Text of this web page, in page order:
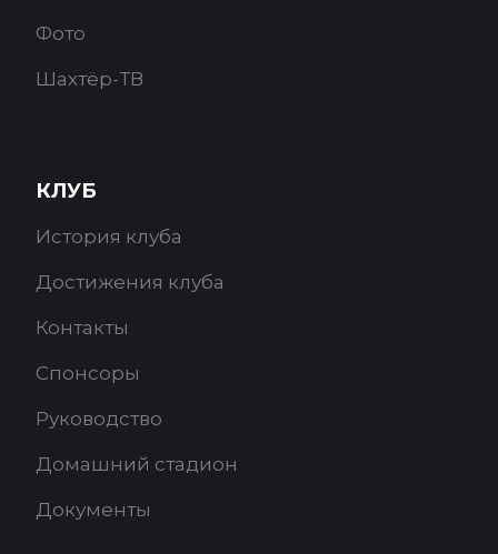
Фото
Шахтёр-ТВ
КЛУБ
История клуба
Достижения клуба
Контакты
Спонсоры
Руководство
Домашний стадион
Документы